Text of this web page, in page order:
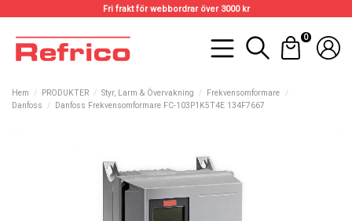
Fri frakt för webbordrar över 3000 kr
0
Hem PRODUKTER Styr, Larm & Övervakning
Frekvensomformare
Danfoss
Danfoss Frekvensomformare FC-103P1K5T4E 134F7667